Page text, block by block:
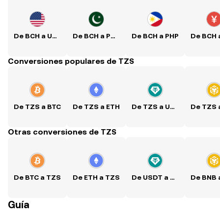
De BCH a USD De BCH a PKR De BCH a PHP
Conversiones populares de TZS
De TZS a BTC De TZS a ETH De TZS a USDT
Otras conversiones de TZS
De BTC a TZS De ETH a TZS De USDT a TZS
Guía